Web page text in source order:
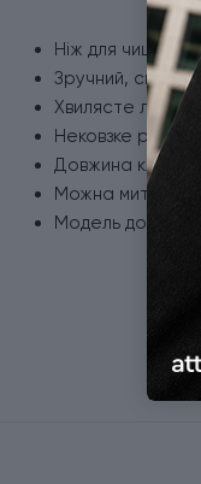
Ніж для чищення
Зручний,
Хвилясте лезо з
Нековзке руків'я
Довжина клинка -
Можна мити в
Модель